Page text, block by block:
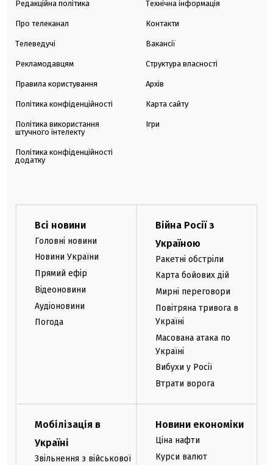
Редакційна політика
Про телеканал
Телеведучі
Рекламодавцям
Правила користування
Політика конфіденційності
Політика використання
штучного інтелекту
Політика конфіденційності
додатку
Технічна інформація
Контакти
Вакансії
Структура власності
Архів
Карта сайту
Ігри
Всі новини
Головні новини
Новини України
Прямий ефір
Відеоновини
Аудіоновини
Погода
Війна Росії з
Україною
Ракетні обстріли
Карта бойових дій
Мирні переговори
Повітряна тривога в
Україні
Масована атака по
Україні
Вибухи у Росії
Втрати ворога
Мобілізація в
Україні
Звільнення з військової
Новини економіки
Ціна нафти
Курси валют